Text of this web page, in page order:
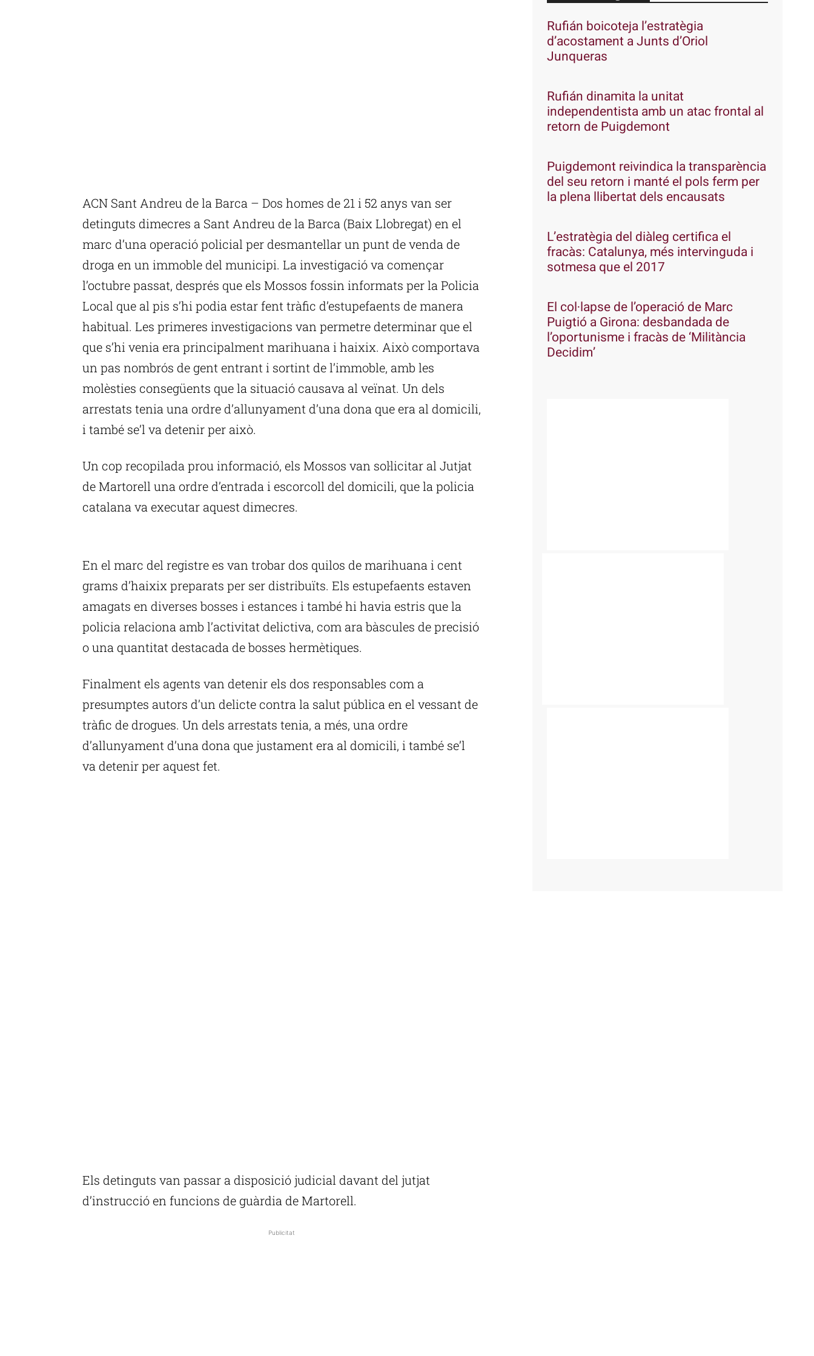
ACN Sant Andreu de la Barca – Dos homes de 21 i 52 anys van ser
detinguts dimecres a Sant Andreu de la Barca (Baix Llobregat) en el
marc d’una operació policial per desmantellar un punt de venda de
droga en un immoble del municipi. La investigació va començar
l’octubre passat, després que els Mossos fossin informats per la Policia
Local que al pis s’hi podia estar fent tràfic d’estupefaents de manera
habitual. Les primeres investigacions van permetre determinar que el
que s’hi venia era principalment marihuana i haixix. Això comportava
un pas nombrós de gent entrant i sortint de l’immoble, amb les
molèsties consegüents que la situació causava al veïnat. Un dels
arrestats tenia una ordre d’allunyament d’una dona que era al domicili,
i també se’l va detenir per això.
Un cop recopilada prou informació, els Mossos van sol·licitar al Jutjat
de Martorell una ordre d’entrada i escorcoll del domicili, que la policia
catalana va executar aquest dimecres.
En el marc del registre es van trobar dos quilos de marihuana i cent
grams d’haixix preparats per ser distribuïts. Els estupefaents estaven
amagats en diverses bosses i estances i també hi havia estris que la
policia relaciona amb l’activitat delictiva, com ara bàscules de precisió
o una quantitat destacada de bosses hermètiques.
Finalment els agents van detenir els dos responsables com a
presumptes autors d’un delicte contra la salut pública en el vessant de
tràfic de drogues. Un dels arrestats tenia, a més, una ordre
d’allunyament d’una dona que justament era al domicili, i també se’l
va detenir per aquest fet.
Els detinguts van passar a disposició judicial davant del jutjat
d’instrucció en funcions de guàrdia de Martorell.
Publicitat
Rufián boicoteja l’estratègia
d’acostament a Junts d’Oriol
Junqueras
Rufián dinamita la unitat
independentista amb un atac frontal al
retorn de Puigdemont
Puigdemont reivindica la transparència
del seu retorn i manté el pols ferm per
la plena llibertat dels encausats
L’estratègia del diàleg certifica el
fracàs: Catalunya, més intervinguda i
sotmesa que el 2017
El col·lapse de l’operació de Marc
Puigtió a Girona: desbandada de
l’oportunisme i fracàs de ‘Militància
Decidim’